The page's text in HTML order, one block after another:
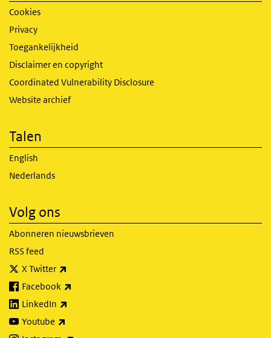
Cookies
Privacy
Toegankelijkheid
Disclaimer en copyright
Coordinated Vulnerability Disclosure
Website archief
Talen
English
Nederlands
Volg ons
Abonneren nieuwsbrieven
RSS feed
X Twitter
Facebook
LinkedIn
Youtube